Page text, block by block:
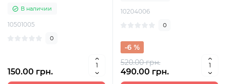
В наличии
10501005
0
150.00 грн.
10204006
0
520.00 грн.
-6 %
490.00 грн.